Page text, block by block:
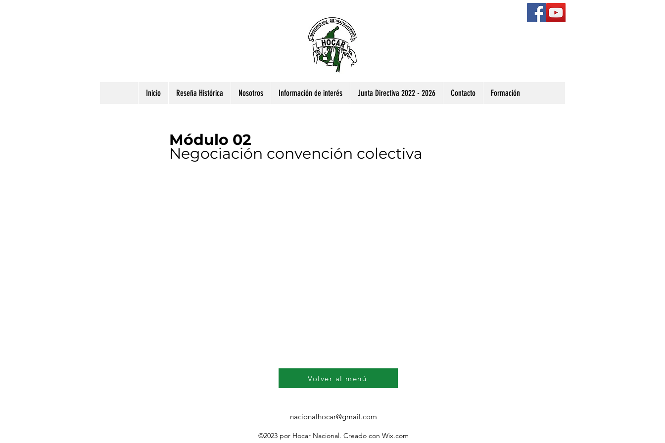
Inicio Reseña Histórica Nosotros Información de interés Junta Directiva 2022 - 2026 Contacto Formación
Módulo 02
Negociación convención colectiva
Volver al menú
nacionalhocar@gmail.com
©2023 por Hocar Nacional. Creado con Wix.com